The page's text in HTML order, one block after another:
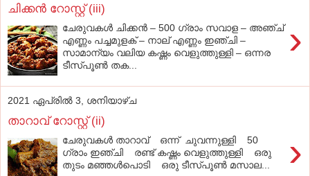
ചിക്കന്‍ റോസ്റ്റ് (iii)
›
ചേരുവകള്‍ ചിക്കന്‍ – 500 ഗ്രാം സവാള – അഞ്ച്
എണ്ണം പച്ചമുളക് – നാല് എണ്ണം ഇഞ്ചി –
സാമാന്യം വലിയ കഷ്ണം വെളുത്തുള്ളി – ഒന്നര
ടീസ്പൂണ്‍ തക...
2021 ഏപ്രിൽ 3, ശനിയാഴ്‌ച
താറാവ് റോസ്റ്റ് (ii)
›
ചേരുവകള്‍ താറാവ് ഒന്ന് ചുവന്നുള്ളി 50
ഗ്രാം ഇഞ്ചി രണ്ട് കഷ്ണം വെളുത്തുള്ളി ഒരു
തുടം മഞ്ഞള്‍പൊടി ഒരു ടീസ്പൂണ്‍ മസാല...